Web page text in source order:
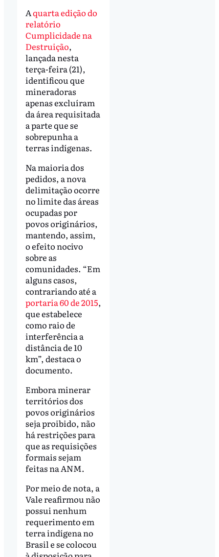
Aquarta edição do
relatório
Cumplicidade na
Destruição,
lançada nesta
terça-feira (21),
identificou que
mineradoras
apenas excluíram
da área requisitada
a parte que se
sobrepunha a
terras indígenas.
Na maioria dos
pedidos, a nova
delimitação ocorre
no limite das áreas
ocupadas por
povos originários,
mantendo, assim,
o efeito nocivo
sobre as
comunidades. “Em
alguns casos,
contrariando até a
portaria 60 de 2015,
que estabelece
como raio de
interferência a
distância de 10
km”, destaca o
documento.
Embora minerar
territórios dos
povos originários
seja proibido, não
há restrições para
que as requisições
formais sejam
feitas na ANM.
Por meio de nota, a
Vale reafirmou não
possui nenhum
requerimento em
terra indígena no
Brasil e se colocou